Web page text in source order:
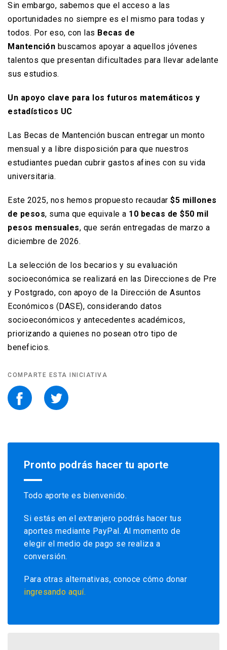
Sin embargo, sabemos que el acceso a las
oportunidades no siempre es el mismo para todas y
todos. Por eso, con las Becas de
Mantención buscamos apoyar a aquellos jóvenes
talentos que presentan dificultades para llevar adelante
sus estudios.
Un apoyo clave para los futuros matemáticos y
estadísticos UC
Las Becas de Mantención buscan entregar un monto
mensual y a libre disposición para que nuestros
estudiantes puedan cubrir gastos afines con su vida
universitaria.
Este 2025, nos hemos propuesto recaudar $5 millones
de pesos, suma que equivale a 10 becas de $50 mil
pesos mensuales, que serán entregadas de marzo a
diciembre de 2026.
La selección de los becarios y su evaluación
socioeconómica se realizará en las Direcciones de Pre
y Postgrado, con apoyo de la Dirección de Asuntos
Económicos (DASE), considerando datos
socioeconómicos y antecedentes académicos,
priorizando a quienes no posean otro tipo de
beneficios.
COMPARTE ESTA INICIATIVA
Pronto podrás hacer tu aporte
Todo aporte es bienvenido.
Si estás en el extranjero podrás hacer tus
aportes mediante PayPal. Al momento de
elegir el medio de pago se realiza a
conversión.
Para otras alternativas, conoce cómo donar
ingresando aquí.